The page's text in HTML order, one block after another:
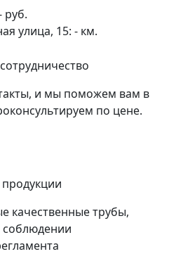
руб.
улица, 15: - км.
и мы поможем вам в
по цене.
качественные трубы,
соблюдении